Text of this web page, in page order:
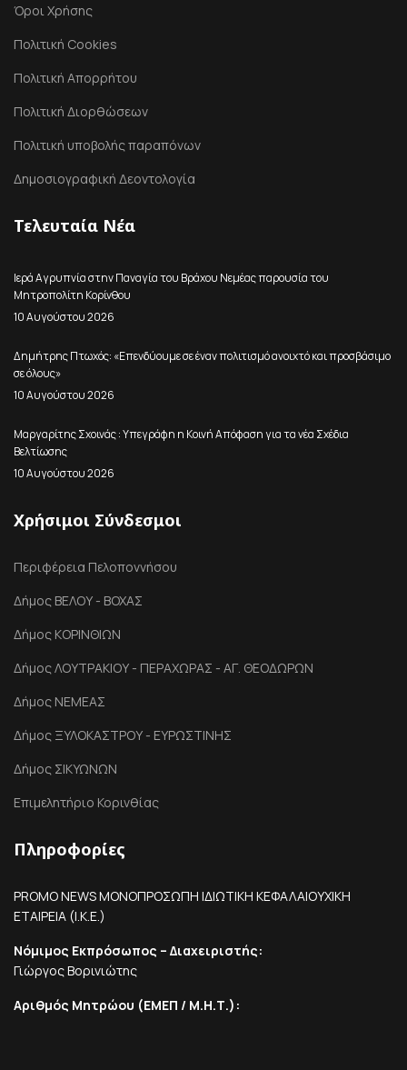
Όροι Χρήσης
Πολιτική Cookies
Πολιτική Απορρήτου
Πολιτική Διορθώσεων
Πολιτική υποβολής παραπόνων
Δημοσιογραφική Δεοντολογία
Τελευταία Νέα
Ιερά Αγρυπνία στην Παναγία του Βράχου Νεμέας παρουσία του
Μητροπολίτη Κορίνθου
10 Αυγούστου 2026
Δημήτρης Πτωχός: «Επενδύουμε σε έναν πολιτισμό ανοιχτό και προσβάσιμο
σε όλους»
10 Αυγούστου 2026
Μαργαρίτης Σχοινάς : Υπεγράφη η Κοινή Απόφαση για τα νέα Σχέδια
Βελτίωσης
10 Αυγούστου 2026
Χρήσιμοι Σύνδεσμοι
Περιφέρεια Πελοποννήσου
Δήμος ΒΕΛΟΥ - ΒΟΧΑΣ
Δήμος ΚΟΡΙΝΘΙΩΝ
Δήμος ΛΟΥΤΡΑΚΙΟΥ - ΠΕΡΑΧΩΡΑΣ - ΑΓ. ΘΕΟΔΩΡΩΝ
Δήμος ΝΕΜΕΑΣ
Δήμος ΞΥΛΟΚΑΣΤΡΟΥ - ΕΥΡΩΣΤΙΝΗΣ
Δήμος ΣΙΚΥΩΝΩΝ
Επιμελητήριο Κορινθίας
Πληροφορίες
PROMO NEWS ΜΟΝΟΠΡΟΣΩΠΗ ΙΔΙΩΤΙΚΗ ΚΕΦΑΛΑΙΟΥΧΙΚΗ
ΕΤΑΙΡΕΙΑ (Ι.Κ.Ε.)
Νόμιμος Εκπρόσωπος – Διαχειριστής:
Γιώργος Βορινιώτης
Αριθμός Μητρώου (ΕΜΕΠ / Μ.Η.Τ.):